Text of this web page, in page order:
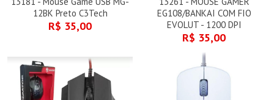
12BK Preto C3Tech
R$ 35,00
EG108/BANKAI COM FIO
EVOLUT - 1200 DPI
R$ 35,00